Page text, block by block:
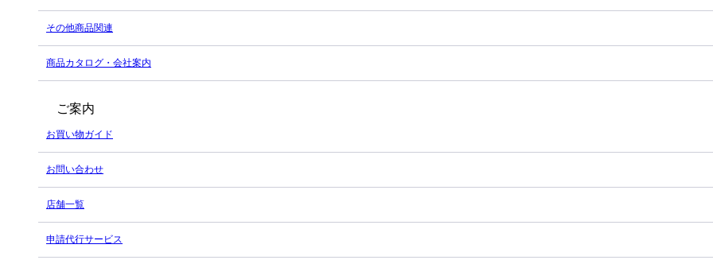
その他商品関連
商品カタログ・会社案内
ご案内
お買い物ガイド
お問い合わせ
店舗一覧
申請代行サービス